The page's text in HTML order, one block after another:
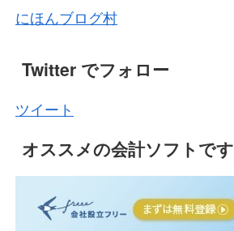
にほんブログ村
Twitter でフォロー
ツイート
オススメの会計ソフトです